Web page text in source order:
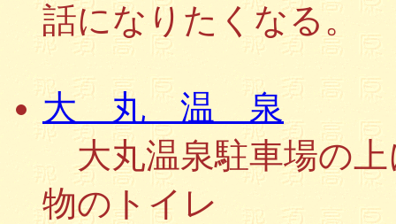
話になりたくなる。
大 丸 温 泉
大丸温泉駐車場の
物のトイレ